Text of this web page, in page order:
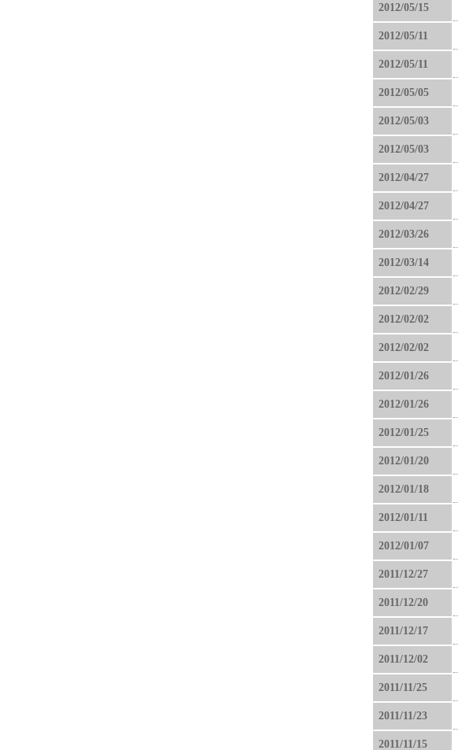
2012/05/15
2012/05/11
2012/05/11
2012/05/05
2012/05/03
2012/05/03
2012/04/27
2012/04/27
2012/03/26
2012/03/14
2012/02/29
2012/02/02
2012/02/02
2012/01/26
2012/01/26
2012/01/25
2012/01/20
2012/01/18
2012/01/11
2012/01/07
2011/12/27
2011/12/20
2011/12/17
2011/12/02
2011/11/25
2011/11/23
2011/11/15